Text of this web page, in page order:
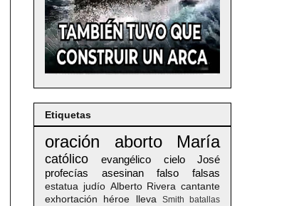
Etiquetas
oración aborto María
católico evangélico cielo
José
profecías
asesinan falso falsas
estatua judío Alberto Rivera cantante
exhortación
héroe lleva Smith
batallas